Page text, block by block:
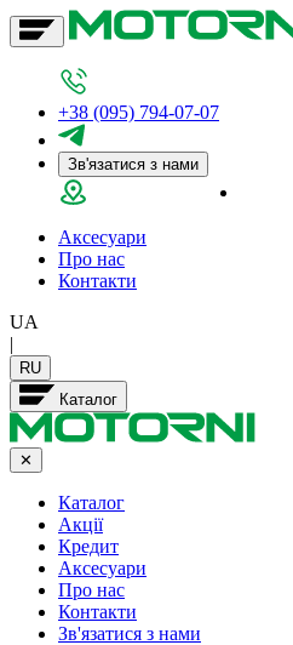
+38 (095) 794-07-07
Зв'язатися з нами
Аксесуари
Про нас
Контакти
UA
|
RU
Каталог
✕
Каталог
Акції
Кредит
Аксесуари
Про нас
Контакти
Зв'язатися з нами